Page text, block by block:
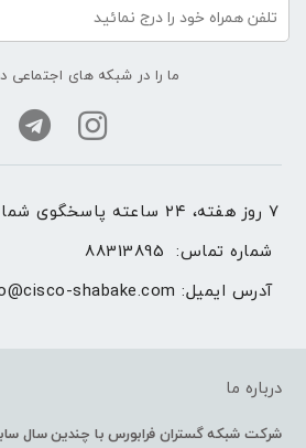
ما را در شبکه های اجتماعی
۷ روز هفته، ۲۴ ساعته پاسخگوی شما هستیم.
شماره تماس: 88313895
آدرس ایمیل: shabake.com
درباره ما
شرکت شبکه گستران فرابورس با چندین سال